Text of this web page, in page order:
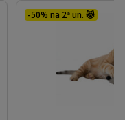
-50% na 2ª un. 😻